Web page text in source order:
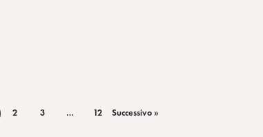
2 3 … 12 Successivo »